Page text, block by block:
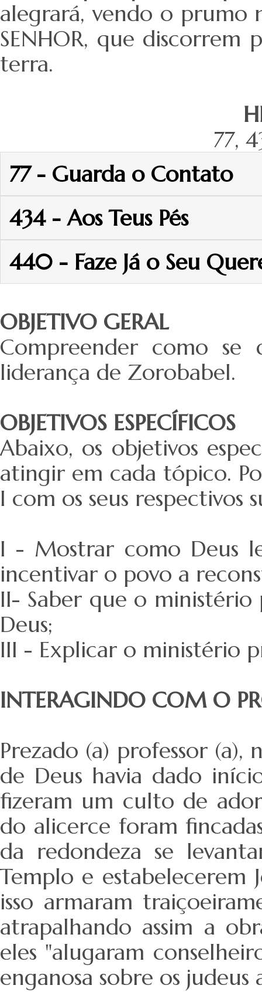
alegrará, vendo o prumo
SENHOR, que
terra.
77,
77 - Guarda o Contato
434 - Aos Teus Pés
440 - Faze Já o Seu
OBJETIVO GERAL
Compreender como
liderança de Zorobabel.
OBJETIVOS ESPECÍFICOS
Abaixo, os objetivos
atingir em cada tópico.
I com os seus respectivos
I - Mostrar como Deus
incentivar o povo a
II- Saber que o
Deus;
III - Explicar o ministério
INTERAGINDO COM O
Prezado (a) professor
de Deus havia dado
fizeram um culto de
do alicerce foram
da redondeza se
Templo e estabelecerem
isso armaram
atrapalhando assim a
eles "alugaram
enganosa sobre os judeus